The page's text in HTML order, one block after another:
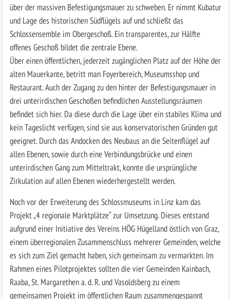
über der massiven Befestigungsmauer zu schweben. Er nimmt Kubatur
und Lage des historischen Südflügels auf und schließt das
Schlossensemble im Obergeschoß. Ein transparentes, zur Hälfte
offenes Geschoß bildet die zentrale Ebene.
Über einen öffentlichen, jederzeit zugänglichen Platz auf der Höhe der
alten Mauerkante, betritt man Foyerbereich, Museumsshop und
Restaurant. Auch der Zugang zu den hinter der Befestigungsmauer in
drei unterirdischen Geschoßen befindlichen Ausstellungsräumen
befindet sich hier. Da diese durch die Lage über ein stabiles Klima und
kein Tageslicht verfügen, sind sie aus konservatorischen Gründen gut
geeignet. Durch das Andocken des Neubaus an die Seitenflügel auf
allen Ebenen, sowie durch eine Verbindungsbrücke und einen
unterirdischen Gang zum Mitteltrakt, konnte die ursprüngliche
Zirkulation auf allen Ebenen wiederhergestellt werden.
Noch vor der Erweiterung des Schlossmuseums in Linz kam das
Projekt „4 regionale Marktplätze“ zur Umsetzung. Dieses entstand
aufgrund einer Initiative des Vereins HÖG Hügelland östlich von Graz,
einem überregionalen Zusammenschluss mehrerer Gemeinden, welche
es sich zum Ziel gemacht haben, sich gemeinsam zu vermarkten. Im
Rahmen eines Pilotprojektes sollten die vier Gemeinden Kainbach,
Raaba, St. Margarethen a. d. R. und Vasoldsberg zu einem
gemeinsamen Projekt im öffentlichen Raum zusammengespannt